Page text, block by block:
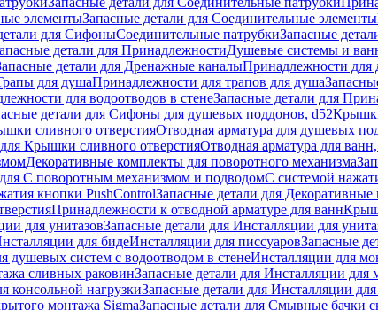
элементыЗапасные детали для Соединительные элементы
для СифоныСоединительные патрубкиЗапасные
детали для ПринадлежностиДушевые системы и
детали для Дренажные каналыПринадлежности для
для душаПринадлежности для трапов для душа
для водоотводов в стенеЗапасные детали для
детали для Сифоны для душевых поддонов, d52
сливного отверстияОтводная арматура для душевых
Крышки сливного отверстияОтводная арматура для
Декоративные комплекты для поворотного механизма
С поворотным механизмом и подводомС системой
кнопки PushControlЗапасные детали для
Принадлежности к отводной арматуре для ванн
для унитазовЗапасные детали для Инсталляции для
для бидеИнсталляции для писсуаровЗапасные
душевых систем с водоотводом в стенеИнсталляции для
сливных раковинЗапасные детали для Инсталляции
консольной нагрузкиЗапасные детали для Инсталляции
монтажа SigmaЗапасные детали для Смывные бачки